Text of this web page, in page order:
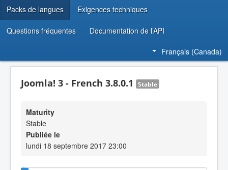
Packs de langues Exigences techniques
Questions fréquentes Documentation de l’API
Français (Canada)
Joomla! 3 - French 3.8.0.1 Stable
Maturity
Stable
Publiée le
lundi 18 septembre 2017 23:00